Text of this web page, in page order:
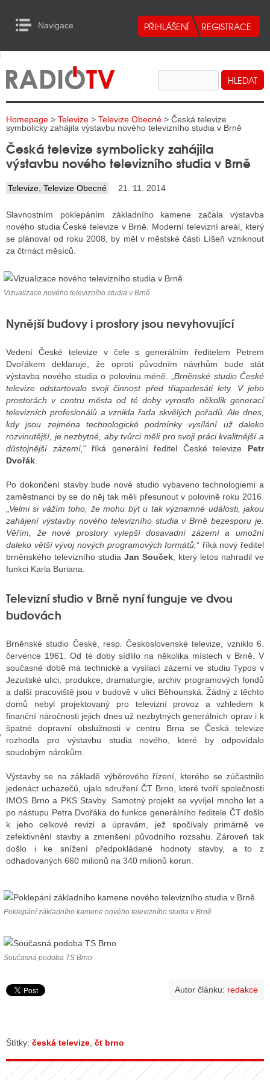
Navigace
RADIA
TELEVIZE
INTERNET
TISK
RADIA
RÁDIÍ
RÁDIÍ
VYSÍLAČE
INTERNET
RÁDIA
STRÁNKY RÁDIÍ
TISK
STÁT BLOGEREM
DISKUTÉRA NA RADIOTV
STARŠÍCH DISKUZÍ
to Content
Homepage > Televize > Televize Obecné > Česká televize
symbolicky zahájila výstavbu nového televizního studia v Brně
Česká televize symbolicky zahájila
výstavbu nového televizního studia v Brně
Televize Televize Obecné 21. 11. 2014
Slavnostním poklepáním základního kamene začala výstavba
nového studia České televize v Brně. Moderní televizní areál, který
se plánoval od roku 2008, by měl v městské části Líšeň vzniknout
za čtrnáct měsíců.
Vizualizace nového televizního studia v Brně
Nynější budovy i prostory jsou nevyhovující
Vedení České televize v čele s generálním ředitelem Petrem
Dvořákem deklaruje, že oproti původním návrhům bude stát
výstavba nového studia o polovinu méně. „Brněnské studio České
televize odstartovalo svoji činnost před třiapadesáti lety. V jeho
prostorách v centru města od té doby vyrostlo několik generací
televizních profesionálů a vznikla řada skvělých pořadů. Ale dnes,
kdy jsou zejména technologické podmínky vysílání už daleko
rozvinutější, je nezbytné, aby tvůrci měli pro svoji práci kvalitnější a
důstojnější zázemí,“ říká generální ředitel České televize Petr
Dvořák
Po dokončení stavby bude nové studio vybaveno technologiemi a
zaměstnanci by se do něj tak měli přesunout v polovině roku 2016.
Velmi si vážím toho, že mohu být u tak významné události, jakou
zahájení výstavby nového televizního studia v Brně bezesporu je.
Věřím, že nové prostory vylepší dosavadní zázemí a umožní
daleko větší vývoj nových programových formátů,“ říká nový ředitel
brněnského televizního studia Jan Souček , který letos nahradil ve
funkci Karla Buriana.
Televizní studio v Brně nyní funguje ve dvou
budovách
Brněnské studio České, resp. Československé televize, vzniklo 6.
července 1961. Od té doby sídlilo na několika místech v Brně. V
současné době má technické a vysílací zázemí ve studiu Typos v
Jezuitské ulici, produkce, dramaturgie, archiv programových fondů
a další pracoviště jsou v budově v ulici Běhounská. Žádný z těchto
domů nebyl projektovaný pro televizní provoz a vzhledem k
finanční náročnosti jejich dnes už nezbytných generálních oprav i k
špatné dopravní obslužnosti v centru Brna se Česká televize
rozhodla pro výstavbu studia nového, které by odpovídalo
soudobým nárokům.
Výstavby se na základě výběrového řízení, kterého se zúčastnilo
jedenáct uchazečů, ujalo sdružení ČT Brno, které tvoří společnosti
IMOS Brno a PKS Stavby. Samotný projekt se vyvíjel mnoho let a
po nástupu Petra Dvořáka do funkce generálního ředitele ČT došlo
k jeho celkové revizi a úpravám, jež spočívaly primárně ve
zefektivnění stavby a zmenšení původního rozsahu. Zároveň tak
došlo i ke snížení předpokládané hodnoty stavby, a to z
odhadovaných 660 milionů na 340 milionů korun.
Poklepání základního kamene nového televizního studia v Brně
Současná podoba TS Brno
Autor článku: redakce
Štítky: česká televize čt brno